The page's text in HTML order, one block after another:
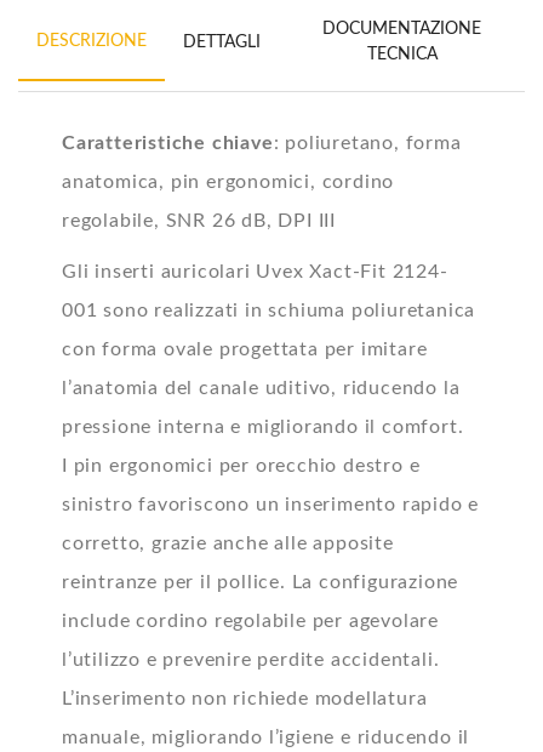
DESCRIZIONE DETTAGLI
DOCUMENTAZIONE
TECNICA
Caratteristiche chiave: poliuretano, forma
anatomica, pin ergonomici, cordino
regolabile, SNR 26 dB, DPI III
Gli inserti auricolari Uvex Xact-Fit 2124-
001 sono realizzati in schiuma poliuretanica
con forma ovale progettata per imitare
l’anatomia del canale uditivo, riducendo la
pressione interna e migliorando il comfort.
I pin ergonomici per orecchio destro e
sinistro favoriscono un inserimento rapido e
corretto, grazie anche alle apposite
reintranze per il pollice. La configurazione
include cordino regolabile per agevolare
l’utilizzo e prevenire perdite accidentali.
L’inserimento non richiede modellatura
manuale, migliorando l’igiene e riducendo il